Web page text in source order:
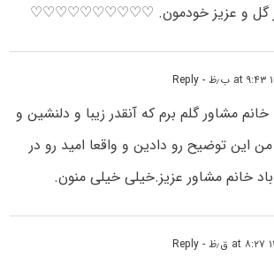
گل و عزیز خودمون. ♡♡♡♡♡♡♡♡♡♡
- Reply
مشاور گلم برم که آنقدر زیبا و دلنشین و
این توضیح رو دادین و واقعا امید رو در
خانم مشاور عزیز.خیلی خیلی منون.
- Reply